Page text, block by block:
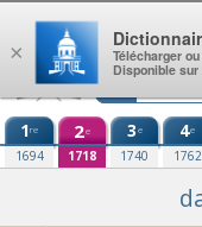
Aller au contenu
1re
1694
2e
1718
3e
1740
4e
1762
×
Télécharger
Disponible